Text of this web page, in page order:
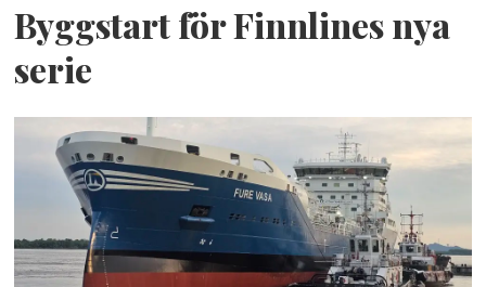
Byggstart för Finnlines nya
serie